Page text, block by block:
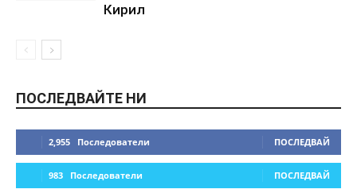
Кирил
ПОСЛЕДВАЙТЕ НИ
2,955 Последователи ПОСЛЕДВАЙ
983 Последователи ПОСЛЕДВАЙ